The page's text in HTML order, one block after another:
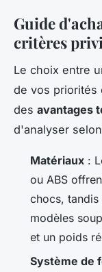
Guide
critères
Le choix entre
de vos priorités
des avantages
d'analyser
Matériaux :
ou ABS
chocs,
modèles
et un poids
Système de